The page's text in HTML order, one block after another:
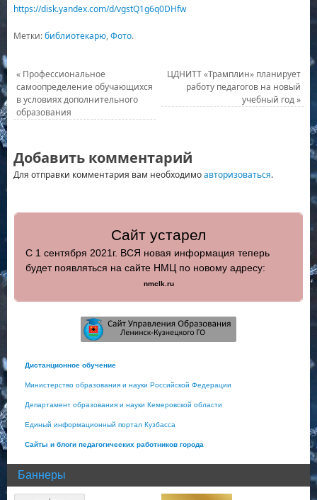
https://disk.yandex.com/d/vgstQ1g6q0DHfw
Метки:библиотекарю,Фото.
«Профессиональное
самоопределение обучающихся
в условиях дополнительного
образования
ЦДНИТТ «Трамплин» планирует
работу педагогов на новый
учебный год»
Добавить комментарий
Для отправки комментария вам необходимоавторизоваться.
Сайт устарел
С 1 сентября 2021г. ВСЯ новая информация теперь
будет появляться на сайте НМЦ по новому адресу:
nmclk.ru
Дистанционное обучение
Министерство образования и науки Российской Федерации
Департамент образования и науки Кемеровской области
Единый информационный портал Кузбасса
Сайты и блоги педагогических работников города
Баннеры